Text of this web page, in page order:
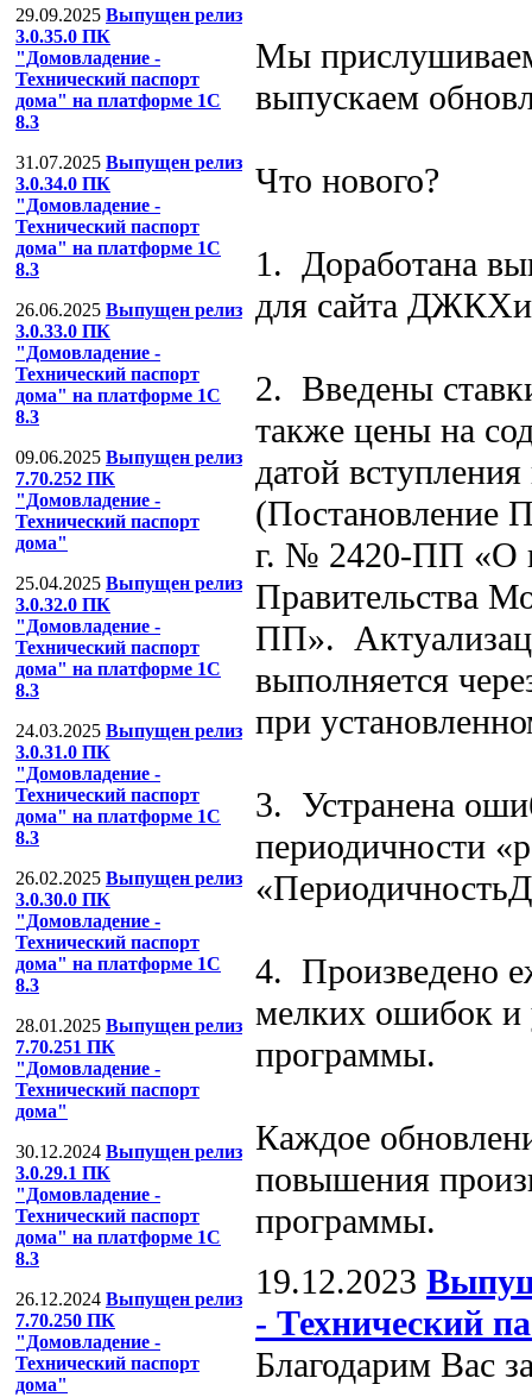
29.09.2025 Выпущен релиз
3.0.35.0 ПК
"Домовладение -
Технический паспорт
дома" на платформе 1С
8.3
31.07.2025 Выпущен релиз
3.0.34.0 ПК
"Домовладение -
Технический паспорт
дома" на платформе 1С
8.3
26.06.2025 Выпущен релиз
3.0.33.0 ПК
"Домовладение -
Технический паспорт
дома" на платформе 1С
8.3
09.06.2025 Выпущен релиз
7.70.252 ПК
"Домовладение -
Технический паспорт
дома"
25.04.2025 Выпущен релиз
3.0.32.0 ПК
"Домовладение -
Технический паспорт
дома" на платформе 1С
8.3
24.03.2025 Выпущен релиз
3.0.31.0 ПК
"Домовладение -
Технический паспорт
дома" на платформе 1С
8.3
26.02.2025 Выпущен релиз
3.0.30.0 ПК
"Домовладение -
Технический паспорт
дома" на платформе 1С
8.3
28.01.2025 Выпущен релиз
7.70.251 ПК
"Домовладение -
Технический паспорт
дома"
30.12.2024 Выпущен релиз
3.0.29.1 ПК
"Домовладение -
Технический паспорт
дома" на платформе 1С
8.3
26.12.2024 Выпущен релиз
7.70.250 ПК
"Домовладение -
Технический паспорт
дома"
Мы
выпускаем
Что нового?
1. Доработана
для сайта
2. Введены
также цены на
датой
(Постановление
г. № 2420-ПП «О
Правительства
ПП».
выполняется
при
3. Устранена
периодичности
4. Произведено
мелких ошибок и
программы.
Каждое
повышения
программы.
19.12.2023
- Технический
Благодарим Вас